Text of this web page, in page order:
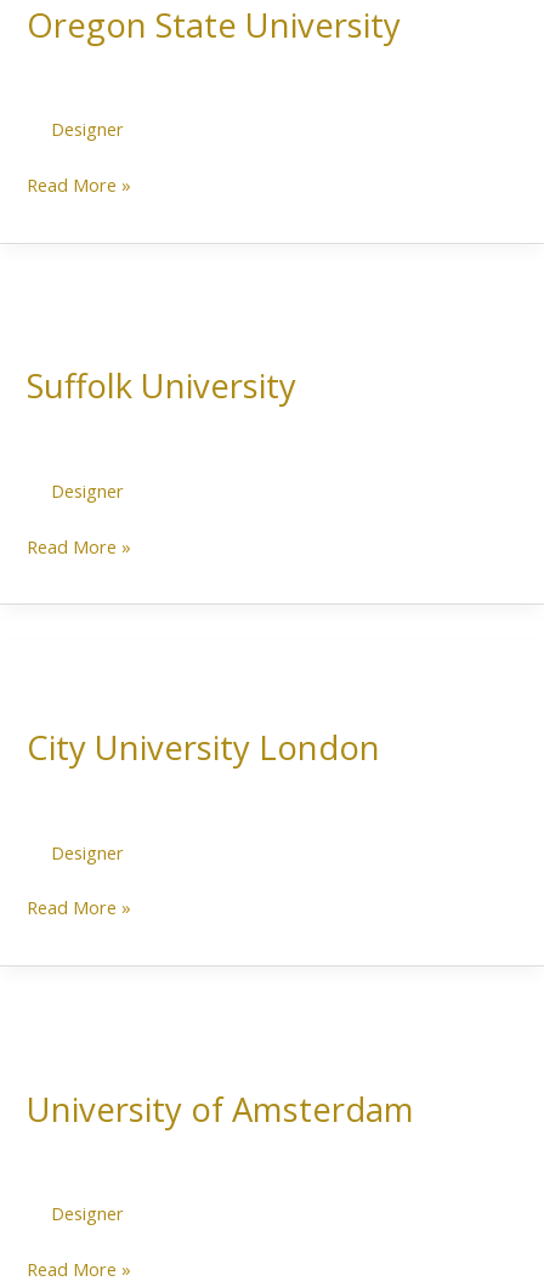
Oregon State University
Designer
University
Read More »
Suffolk University
Designer
Read More »
City University London
Designer
London
Read More »
University of Amsterdam
Designer
Amsterdam
Read More »